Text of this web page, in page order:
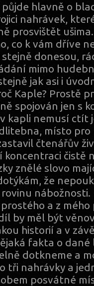
hlavně o
nahrávek,
prosvištět
co k vám dříve
donesou,
mimo
jak asi i
Kaple? Prostě
spojován jen s
kapli nemusí ctít
místo
čtenářův
koncentraci čistě
znělé slovo
že
nábožnosti.
a z
by měl být
historií a v
fakta o dané
dotkneme a
tři nahrávky a
posvátné